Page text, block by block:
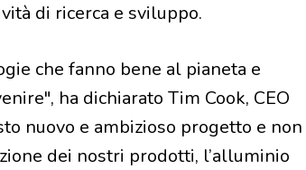
di ricerca e sviluppo.
che fanno bene al pianeta e
ha dichiarato Tim Cook, CEO
nuovo e ambizioso progetto e non
dei nostri prodotti, l’alluminio